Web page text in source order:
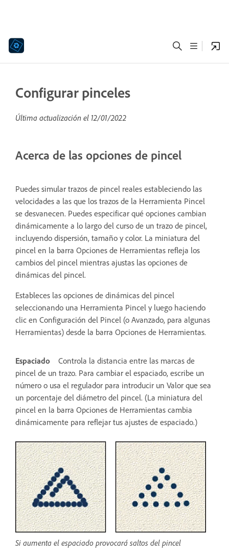
Configurar pinceles
Última actualización el 12/01/2022
Acerca de las opciones de pincel
Puedes simular trazos de pincel reales estableciendo las
velocidades a las que los trazos de la Herramienta Pincel
se desvanecen. Puedes especificar qué opciones cambian
dinámicamente a lo largo del curso de un trazo de pincel,
incluyendo dispersión, tamaño y color. La miniatura del
pincel en la barra Opciones de Herramientas refleja los
cambios del pincel mientras ajustas las opciones de
dinámicas del pincel.
Estableces las opciones de dinámicas del pincel
seleccionando una Herramienta Pincel y luego haciendo
clic en Configuración del Pincel (o Avanzado, para algunas
Herramientas) desde la barra Opciones de Herramientas.
Espaciado
Controla la distancia entre las marcas de
pincel de un trazo. Para cambiar el espaciado, escribe un
número o usa el regulador para introducir un Valor que sea
un porcentaje del diámetro del pincel. (La miniatura del
pincel en la barra Opciones de Herramientas cambia
dinámicamente para reflejar tus ajustes de espaciado.)
Si aumenta el espaciado provocará saltos del pincel